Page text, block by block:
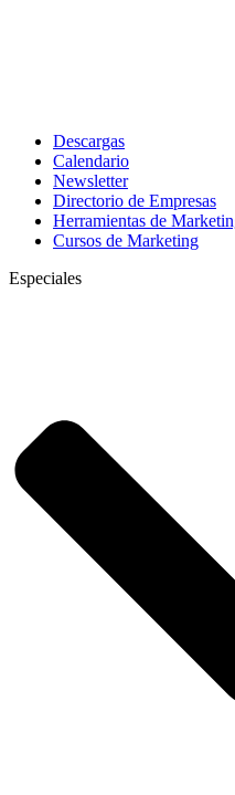
Descargas
Calendario
Newsletter
Directorio de Empresas
Herramientas de
Cursos de Marketing
Especiales